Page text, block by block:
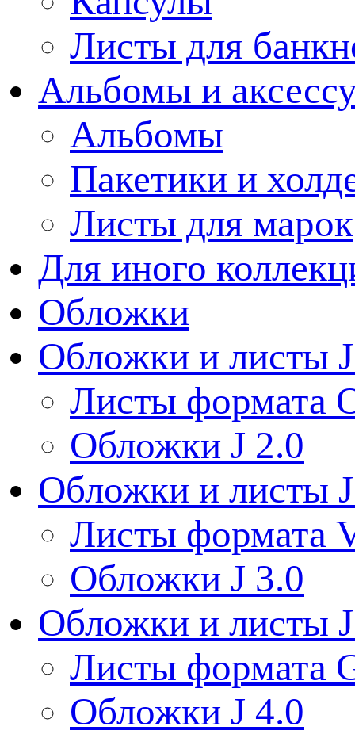
Листы для
Альбомы и
Альбомы
Пакетики и
Листы для марок
Для иного
Обложки
Обложки и листы
Листы формата
Обложки J 2.0
Обложки и листы
Листы формата
Обложки J 3.0
Обложки и листы
Листы формата
Обложки J 4.0